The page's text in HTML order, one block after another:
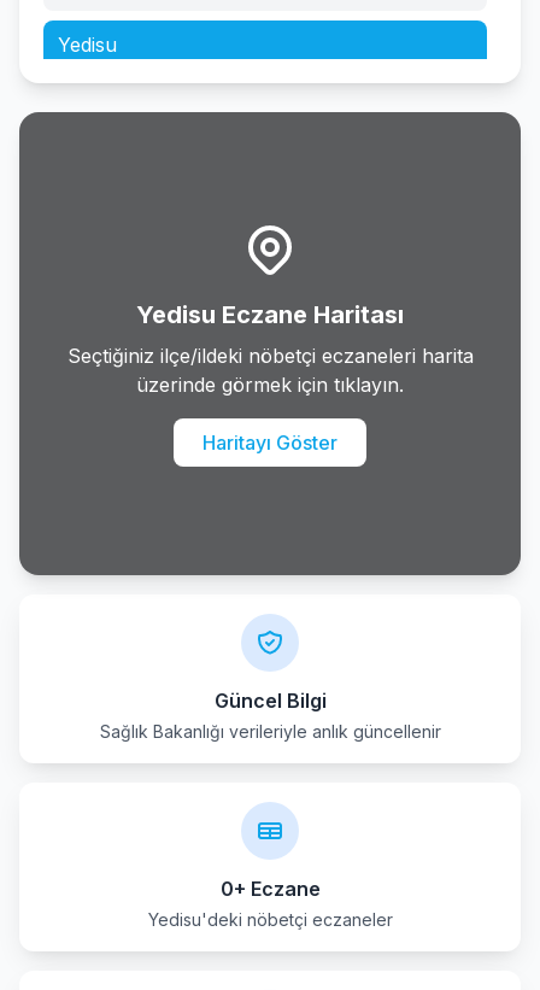
Yedisu
Yedisu Eczane Haritası
Seçtiğiniz ilçe/ildeki nöbetçi eczaneleri harita
üzerinde görmek için tıklayın.
Haritayı Göster
Güncel Bilgi
Sağlık Bakanlığı verileriyle anlık güncellenir
0+ Eczane
Yedisu'deki nöbetçi eczaneler